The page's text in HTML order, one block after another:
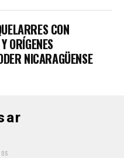
CON
ORÍGENES
NICARAGÜENSE